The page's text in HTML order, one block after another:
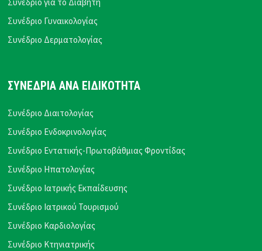
Συνέδριο για το Διαβήτη
Συνέδριο Γυναικολογίας
Συνέδριο Δερματολογίας
ΣΥΝΕΔΡΙΑ ΑΝΑ ΕΙΔΙΚΟΤΗΤΑ
Συνέδριο Διαιτολογίας
Συνέδριο Ενδοκρινολογίας
Συνέδριο Εντατικής-Πρωτοβάθμιας Φροντίδας
Συνέδριο Ηπατολογίας
Συνέδριο Ιατρικής Εκπαίδευσης
Συνέδριο Ιατρικού Τουρισμού
Συνέδριο Καρδιολογίας
Συνέδριο Κτηνιατρικής